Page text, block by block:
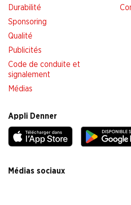
Durabilité
Sponsoring
Qualité
Publicités
Code de conduite et
signalement
Médias
Appli Denner
Médias sociaux